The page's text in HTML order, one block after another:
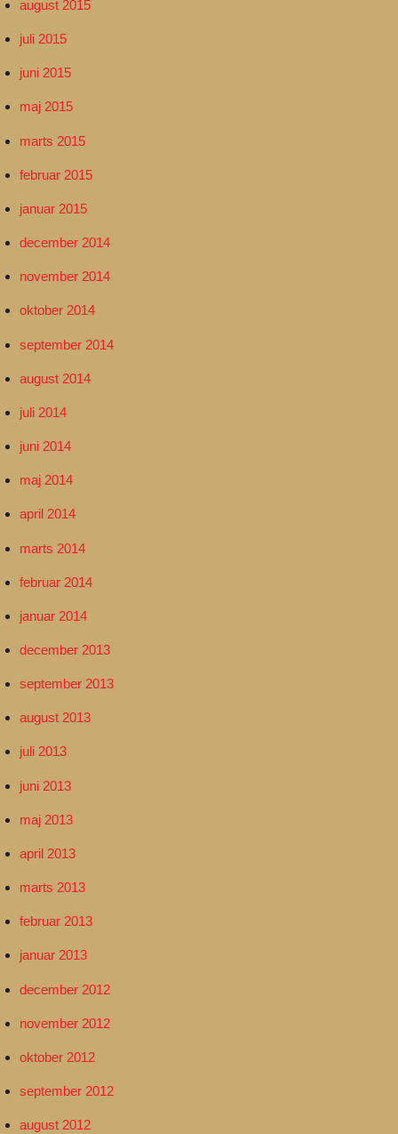
august 2015
juli 2015
juni 2015
maj 2015
marts 2015
februar 2015
januar 2015
december 2014
november 2014
oktober 2014
september 2014
august 2014
juli 2014
juni 2014
maj 2014
april 2014
marts 2014
februar 2014
januar 2014
december 2013
september 2013
august 2013
juli 2013
juni 2013
maj 2013
april 2013
marts 2013
februar 2013
januar 2013
december 2012
november 2012
oktober 2012
september 2012
august 2012